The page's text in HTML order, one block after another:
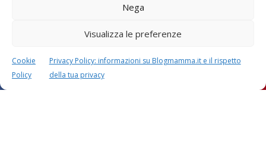
Nega
Visualizza le preferenze
Cookie
Policy
Privacy Policy: informazioni su Blogmamma.it e il rispetto
della tua privacy
Festa della mamma:
d’auguri, filastrocche
Le settimane di